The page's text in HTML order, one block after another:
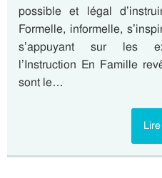
possible et légal
Formelle, informelle,
s’appuyant sur les
l’Instruction En Famille
sont le…